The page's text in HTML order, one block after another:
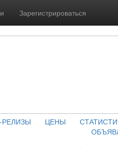
Зарегистрироваться
РЕЛИЗЫ ЦЕНЫ